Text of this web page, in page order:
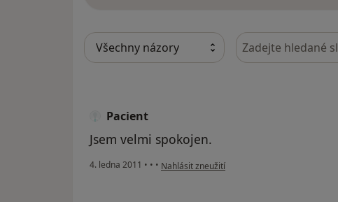
Hledejte v názorech
Pacient
Jsem velmi spokojen.
4. ledna 2011 • • • podle názoru uživatele Pacient
Nahlásit zneužití